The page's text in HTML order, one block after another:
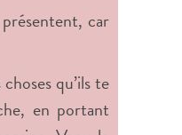
car
qu’ils te
en portant